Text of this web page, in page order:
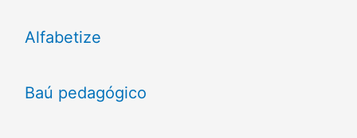
Alfabetize
Baú pedagógico